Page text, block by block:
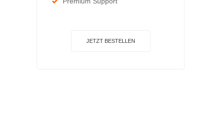
JETZT BESTELLEN